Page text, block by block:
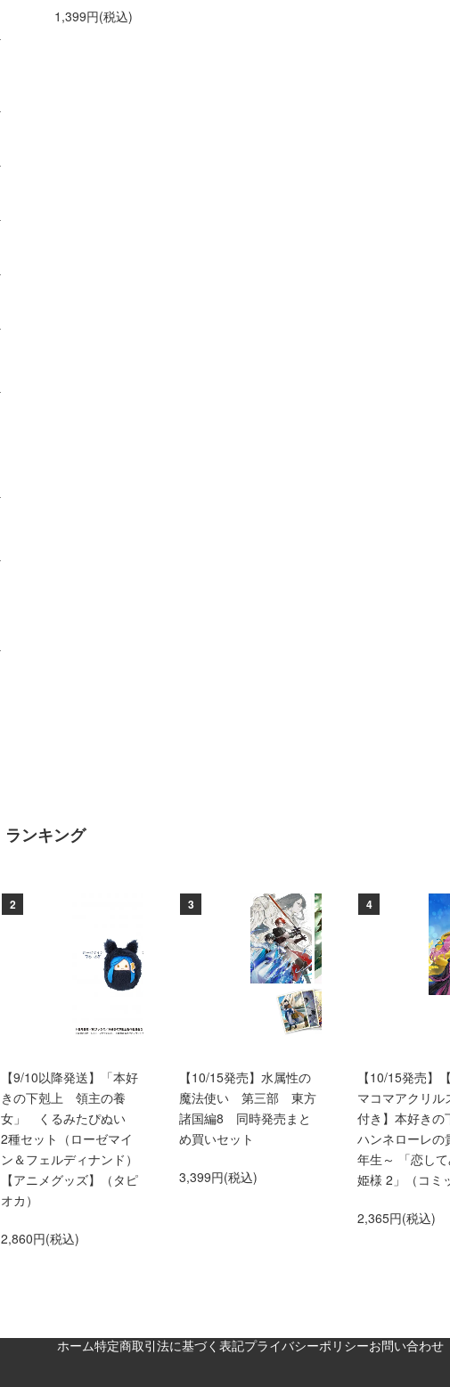
1,399円(税込)
ランキング
2
【9/10以降発送】「本好
きの下剋上 領主の養
女」 くるみたぴぬい
2種セット（ローゼマイ
ン＆フェルディナンド）
【アニメグッズ】（タピ
オカ）
2,860円(税込)
3
【10/15発売】水属性の
魔法使い 第三部 東方
諸国編8 同時発売まと
め買いセット
3,399円(税込)
4
【10/15発売】
マコマアクリル
付き】本好きの
ハンネローレの
年生～ 「恋し
姫様 2」（コミ
2,365円(税込)
ホーム特定商取引法に基づく表記プライバシーポリシーお問い合わせ